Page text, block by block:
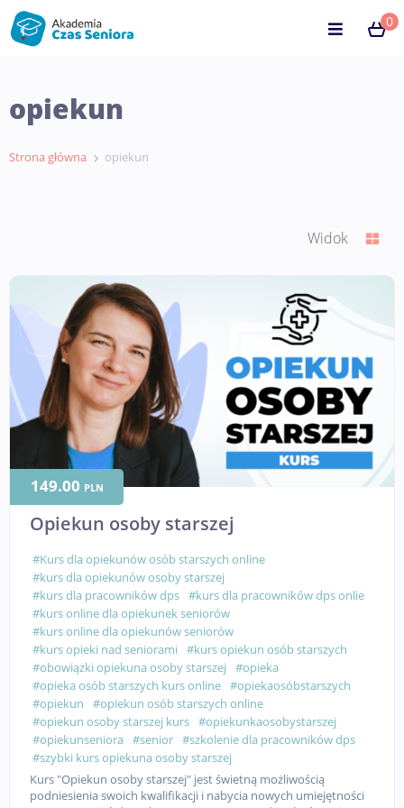
0
opiekun
Strona główna opiekun
Widok
Opiekun osoby starszej
#Kurs dla opiekunów osób starszych online
#kurs dla opiekunów osoby starszej
#kurs dla pracowników dps #kurs dla pracowników dps onlie
#kurs online dla opiekunek seniorów
#kurs online dla opiekunów seniorów
#kurs opieki nad seniorami #kurs opiekun osób starszych
#obowiązki opiekuna osoby starszej #opieka
#opieka osób starszych kurs online #opiekaosóbstarszych
#opiekun
#opiekun osób starszych online
#opiekun osoby starszej kurs #opiekunkaosobystarszej
#opiekunseniora #senior #szkolenie dla pracowników dps
#szybki kurs opiekuna osoby starszej
Kurs "Opiekun osoby starszej" jest świetną możliwością
podniesienia swoich kwalifikacji i nabycia nowych umiejętności
149.00 PLN